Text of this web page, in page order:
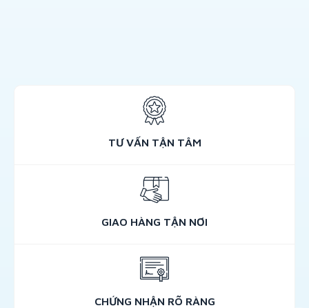
TƯ VẤN TẬN TÂM
GIAO HÀNG TẬN NƠI
CHỨNG NHẬN RÕ RÀNG